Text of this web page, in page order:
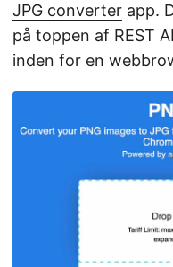
JPG converter app.
på toppen af REST
inden for en